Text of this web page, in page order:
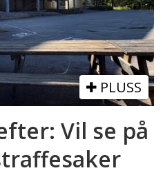
PLUSS
Vil se på